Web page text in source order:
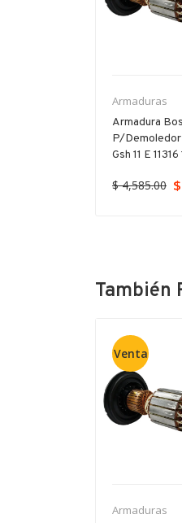
Armaduras
Armadura
P/demoledor
Gsh 11 E 11316
$ 4,585.00
También
Venta
Armaduras